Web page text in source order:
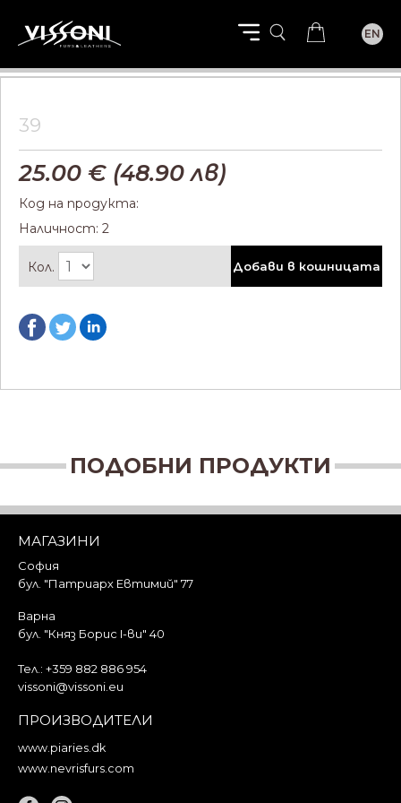
EN
39
25.00 € (48.90 лв)
Код на продукта:
Наличност: 2
Кол. Добави в кошницата
ПОДОБНИ ПРОДУКТИ
МАГАЗИНИ
София
бул. "Патриарх Евтимий" 77
Варна
бул. "Княз Борис I-ви" 40
Тел.: +359 882 886 954
vissoni@vissoni.eu
ПРОИЗВОДИТЕЛИ
www.piaries.dk
www.nevrisfurs.com